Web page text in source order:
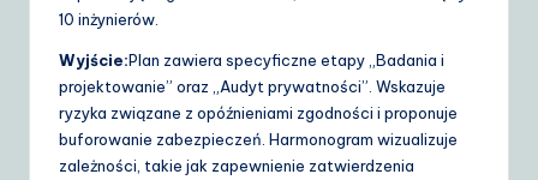
10 inżynierów.
Wyjście:Plan zawiera specyficzne etapy „Badania i
projektowanie” oraz „Audyt prywatności”. Wskazuje
ryzyka związane z opóźnieniami zgodności i proponuje
buforowanie zabezpieczeń. Harmonogram wizualizuje
zależności, takie jak zapewnienie zatwierdzenia